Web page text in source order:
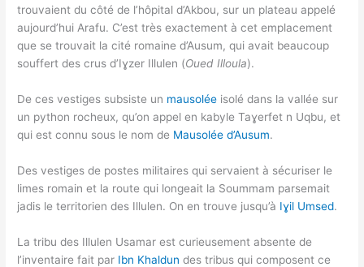
trouvaient du côté de l’hôpital d’Akbou, sur un plateau appelé
aujourd’hui Arafu. C’est très exactement à cet emplacement
que se trouvait la cité romaine d’Ausum, qui avait beaucoup
souffert des crus d’Iɣzer Illulen (Oued Illoula).
De ces vestiges subsiste un mausolée isolé dans la vallée sur
un python rocheux, qu’on appel en kabyle Taɣerfet n Uqbu, et
qui est connu sous le nom de Mausolée d’Ausum.
Des vestiges de postes militaires qui servaient à sécuriser le
limes romain et la route qui longeait la Soummam parsemait
jadis le territorien des Illulen. On en trouve jusqu’à Iɣil Umsed.
La tribu des Illulen Usamar est curieusement absente de
l’inventaire fait par Ibn Khaldun des tribus qui composent ce